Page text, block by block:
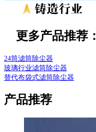
更多产品推荐：
24筒滤筒除尘器
玻璃行业滤筒除尘器
替代布袋式滤筒除尘器
产品推荐